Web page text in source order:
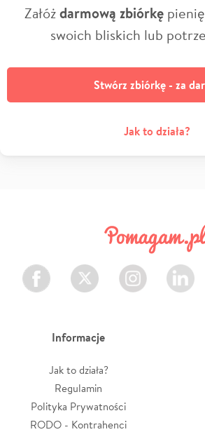
Załóżdarmową zbiórkę
swoich bliskich lub
Stwórz zbiórkę - za
Jak to działa?
Facebook Twitter Instagram LinkedIn
Informacje
Jak to działa?
Regulamin
Polityka Prywatności
RODO - Kontrahenci